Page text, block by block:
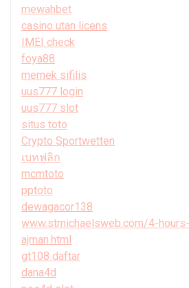
mewahbet
casino utan licens
IMEI check
foya88
memek sifilis
uus777 login
uus777 slot
situs toto
Crypto Sportwetten
เบทฟลิก
mcmtoto
pptoto
dewagacor138
www.stmichaelsweb.com/4-
ajman.html
gt108 daftar
dana4d